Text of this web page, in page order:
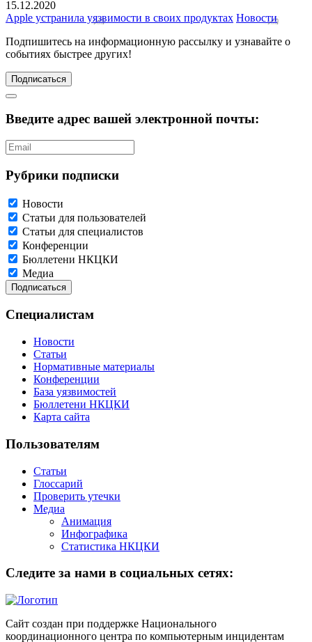
15.12.2020
Apple устранила уязвимости в своих продуктах Новости
Подпишитесь на информационную рассылку и узнавайте о
событиях быстрее других!
Подписаться
Введите адрес вашей электронной почты:
Рубрики подписки
Новости
Статьи для пользователей
Статьи для специалистов
Конференции
Бюллетени НКЦКИ
Медиа
Специалистам
Новости
Статьи
Нормативные материалы
Конференции
База уязвимостей
Бюллетени НКЦКИ
Карта сайта
Пользователям
Статьи
Глоссарий
Проверить утечки
Медиа
Анимация
Инфографика
Статистика НКЦКИ
Следите за нами в социальных сетях:
Сайт создан при поддержке Национального
координационного центра по компьютерным инцидентам